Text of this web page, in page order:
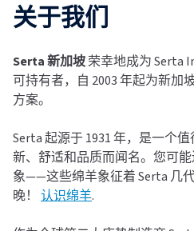
关于我们
Serta 新加坡荣幸地成为 Serta
可持有者，自 2003 年起为新加
方案。
Serta 起源于 1931 年，是一个
新、舒适和品质而闻名。您可
象——这些绵羊象征着 Serta 几
晚！
认识绵羊.